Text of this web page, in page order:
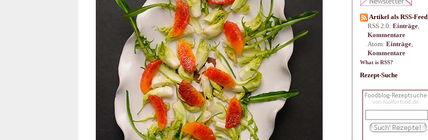
Artikel als RSS-Feed
RSS 2.0: Einträge,
Kommentare
Atom: Einträge,
Kommentare
What is RSS?
Rezept-Suche